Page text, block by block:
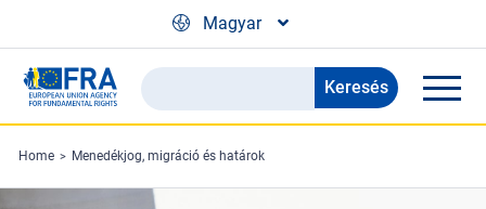
Magyar
Search
the
FRA
website
Keresés
Home Menedékjog, migráció és határok